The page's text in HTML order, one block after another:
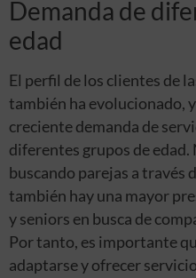
Demanda de
edad
El perfil de los clientes de
también ha evolucionado,
creciente demanda de
diferentes grupos de
buscando parejas a través
también hay una mayor
y seniors en busca de
Por tanto, es importante
adaptarse y ofrecer